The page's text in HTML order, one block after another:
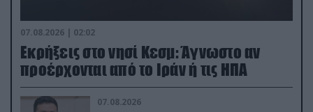
07.08.2026 | 02:02
Εκρήξεις στο νησί Κεσμ: Άγνωστο αν
προέρχονται από το Ιράν ή τις ΗΠΑ
07.08.2026